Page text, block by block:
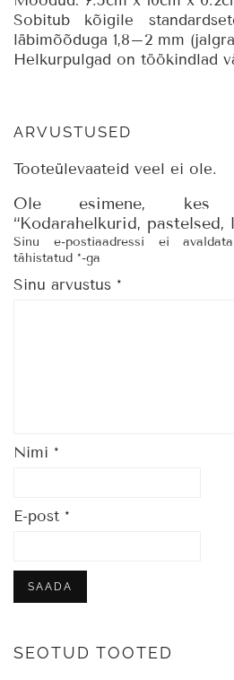
Sobitub kõigile
läbimõõduga 1,8–2 mm
Helkurpulgad on töökindlad
ARVUSTUSED
Tooteülevaateid veel ei ole.
Ole esimene, kes
“Kodarahelkurid, pastelsed,
Sinu e-postiaadressi ei
tähistatud *-ga
Sinu arvustus *
Nimi *
E-post *
SEOTUD TOOTED